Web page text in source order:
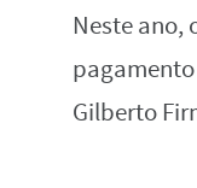
Neste ano,
Gilberto